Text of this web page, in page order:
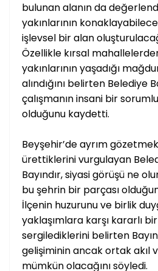
bulunan alanın da
yakınlarının
işlevsel bir alan
Özellikle kırsal
yakınlarının yaşadığı
alındığını belirten Belediye
çalışmanın insani bir
olduğunu kaydetti.
Beyşehir’de ayrım
ürettiklerini vurgulayan
Bayındır, siyasi görüşü ne
bu şehrin bir parçası
İlçenin huzurunu ve birlik
yaklaşımlara karşı kararlı
sergilediklerini belirten
gelişiminin ancak ortak akıl
mümkün olacağını söyledi.